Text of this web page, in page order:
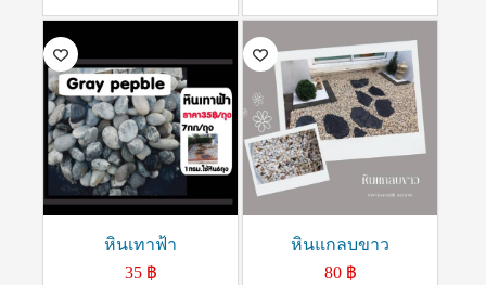
หินเทาฟ้า
35 ฿
หินแกลบขาว
80 ฿